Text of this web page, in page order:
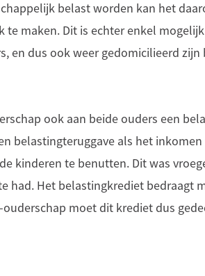
belast worden kan het
maken. Dit is echter enkel
en dus ook weer gedomicilieerd zijn
ook aan beide ouders een
belastingteruggave als het
kinderen te benutten. Dit was
had. Het belastingkrediet bedraagt
moet dit krediet dus